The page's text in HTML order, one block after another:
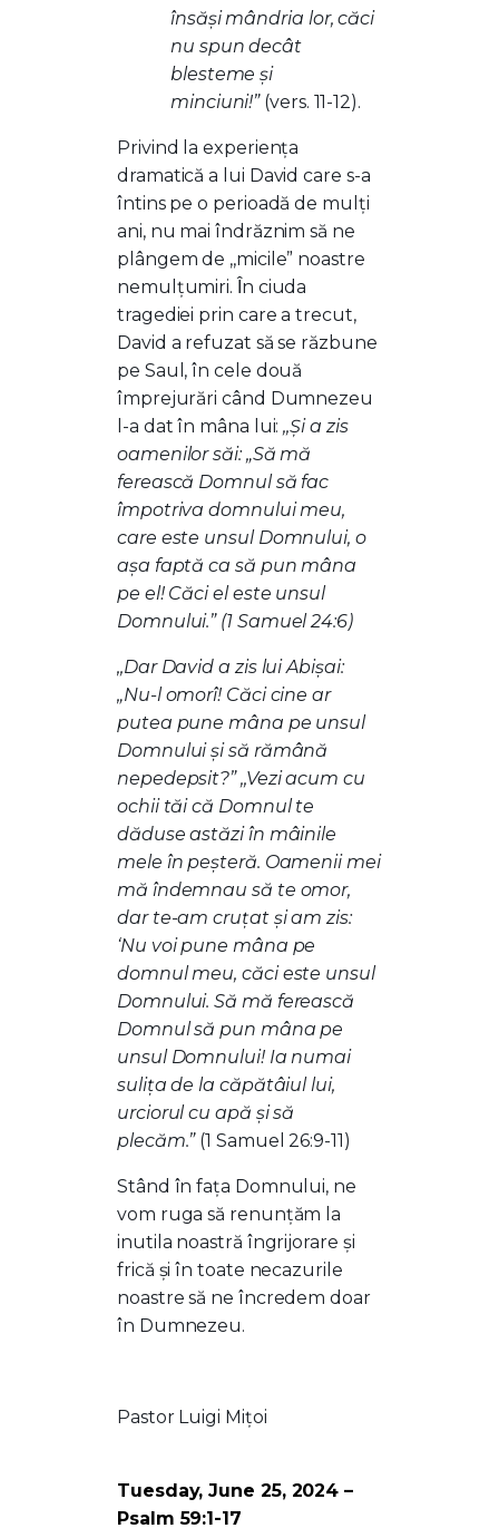
însăşi mândria lor, căci
nu spun decât
blesteme şi
minciuni!”(vers. 11-12).
Privind la experiența
dramatică a lui David care s-a
întins pe o perioadă de mulți
ani, nu mai îndrăznim să ne
plângem de ,,micile” noastre
nemulțumiri. n ciuda
tragediei prin care a trecut,
David a refuzat să se răzbune
pe Saul, în cele două
împrejurări când Dumnezeu
l-a dat în mâna lui:,,Şi a zis
oamenilor săi: „Să mă
ferească Domnul să fac
împotriva domnului meu,
care este unsul Domnului, o
aşa faptă ca să pun mâna
pe el! Căci el este unsul
Domnului.” (1 Samuel 24:6)
,,Dar David a zis lui Abişai:
„Nu-l omorî! Căci cine ar
putea pune mâna pe unsul
Domnului şi să rămână
nepedepsit?” ,,Vezi acum cu
ochii tăi că Domnul te
dăduse astăzi în mâinile
mele în peşteră. Oamenii mei
mă îndemnau să te omor,
dar te-am cruţat şi am zis:
‘Nu voi pune mâna pe
domnul meu, căci este unsul
Domnului. Să mă ferească
Domnul să pun mâna pe
unsul Domnului! Ia numai
suliţa de la căpătâiul lui,
urciorul cu apă şi să
plecăm.”(1 Samuel 26:9-11)
Stând în fața Domnului, ne
vom ruga să renunțăm la
inutila noastră îngrijorare și
frică și în toate necazurile
noastre să ne încredem doar
în Dumnezeu.
Pastor Luigi Mițoi
Tuesday, June 25, 2024 –
Psalm 59:1-17